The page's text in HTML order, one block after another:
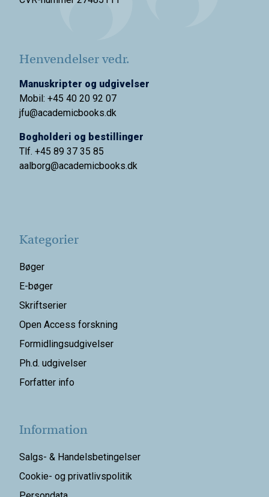
Henvendelser vedr.
Manuskripter og udgivelser
Mobil: +45 40 20 92 07
jfu@academicbooks.dk
Bogholderi og bestillinger
Tlf. +45 89 37 35 85
aalborg@academicbooks.dk
Kategorier
Bøger
E-bøger
Skriftserier
Open Access forskning
Formidlingsudgivelser
Ph.d. udgivelser
Forfatter info
Information
Salgs- & Handelsbetingelser
Cookie- og privatlivspolitik